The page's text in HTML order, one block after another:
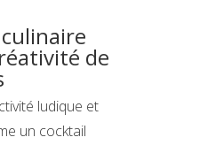
de
ludique et
un cocktail